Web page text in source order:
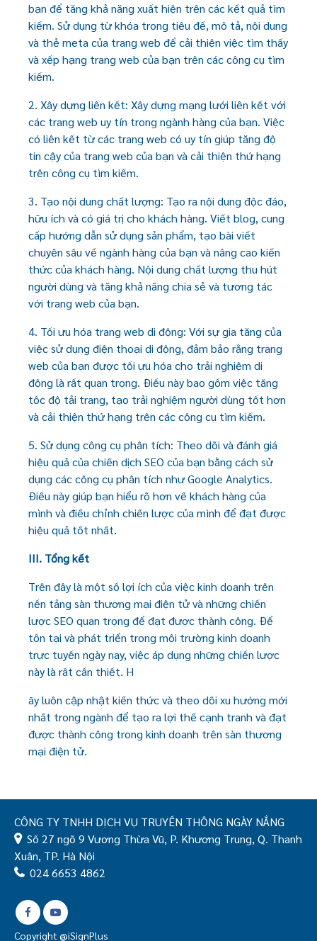
bạn để tăng khả năng xuất hiện trên các kết quả tìm
kiếm. Sử dụng từ khóa trong tiêu đề, mô tả, nội dung
và thẻ meta của trang web để cải thiện việc tìm thấy
và xếp hạng trang web của bạn trên các công cụ tìm
kiếm.
2. Xây dựng liên kết: Xây dựng mạng lưới liên kết với
các trang web uy tín trong ngành hàng của bạn. Việc
có liên kết từ các trang web có uy tín giúp tăng độ
tin cậy của trang web của bạn và cải thiện thứ hạng
trên công cụ tìm kiếm.
3. Tạo nội dung chất lượng: Tạo ra nội dung độc đáo,
hữu ích và có giá trị cho khách hàng. Viết blog, cung
cấp hướng dẫn sử dụng sản phẩm, tạo bài viết
chuyên sâu về ngành hàng của bạn và nâng cao kiến
thức của khách hàng. Nội dung chất lượng thu hút
người dùng và tăng khả năng chia sẻ và tương tác
với trang web của bạn.
4. Tối ưu hóa trang web di động: Với sự gia tăng của
việc sử dụng điện thoại di động, đảm bảo rằng trang
web của bạn được tối ưu hóa cho trải nghiệm di
động là rất quan trọng. Điều này bao gồm việc tăng
tốc độ tải trang, tạo trải nghiệm người dùng tốt hơn
và cải thiện thứ hạng trên các công cụ tìm kiếm.
5. Sử dụng công cụ phân tích: Theo dõi và đánh giá
hiệu quả của chiến dịch SEO của bạn bằng cách sử
dụng các công cụ phân tích như Google Analytics.
Điều này giúp bạn hiểu rõ hơn về khách hàng của
mình và điều chỉnh chiến lược của mình để đạt được
hiệu quả tốt nhất.
III. Tổng kết
Trên đây là một số lợi ích của việc kinh doanh trên
nền tảng sàn thương mại điện tử và những chiến
lược SEO quan trọng để đạt được thành công. Để
tồn tại và phát triển trong môi trường kinh doanh
trực tuyến ngày nay, việc áp dụng những chiến lược
này là rất cần thiết. H
ãy luôn cập nhật kiến thức và theo dõi xu hướng mới
nhất trong ngành để tạo ra lợi thế cạnh tranh và đạt
được thành công trong kinh doanh trên sàn thương
mại điện tử.
CÔNG TY TNHH DỊCH VỤ TRUYỀN THÔNG NGÀY NẮNG
Số 27 ngõ 9 Vương Thừa Vũ, P. Khương Trung, Q. Thanh
Xuân, TP. Hà Nội
024 6653 4862
Copyright @iSignPlus